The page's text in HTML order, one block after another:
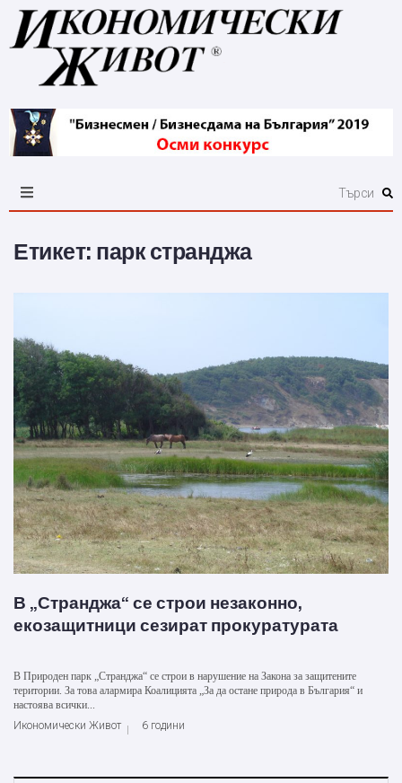
Етикет: парк странджа
В „Странджа“ се строи незаконно,
екозащитници сезират прокуратурата
В Природен парк „Странджа“ се строи в нарушение на Закона за защитените
територии. За това алармира Коалицията „За да остане природа в България“ и
настоява всички...
Икономически Живот
6 години